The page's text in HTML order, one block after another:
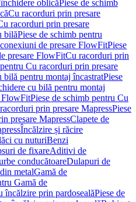
oblicăPiese de schimb
Cu racorduri prin presare
racorduri prin presare
bilăPiese de schimb pentru
de presare FlowFitPiese
presare FlowFitCu racorduri prin
Cu racorduri prin presare
bilă pentru montaj încastratPiese
cu bilă pentru montaj
FlowFitPiese de schimb pentru Cu
prin presare MapressPiese
presare MapressClapete de
Încălzire și răcire
cu nuturiBenzi
de fixareAditivi de
conducătoareDulapuri de
metalGamă de
Gamă de
încălzire prin pardosealăPiese de